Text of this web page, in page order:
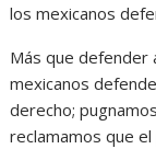
los mexicanos
Más que defender
mexicanos
derecho;
reclamamos que